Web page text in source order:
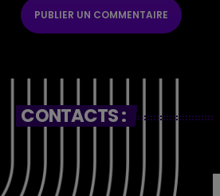
CONTACTS :